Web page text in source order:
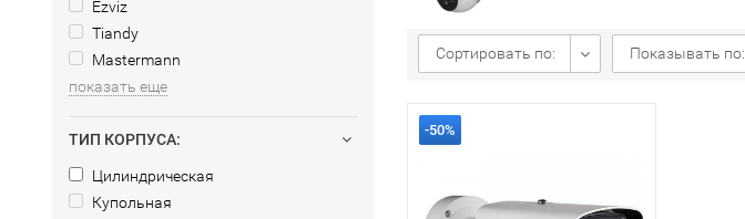
Ezviz
Tiandy
Mastermann
показать еще
ТИП КОРПУСА:
Цилиндрическая
Купольная
Сортировать по: Показывать по:
-50%